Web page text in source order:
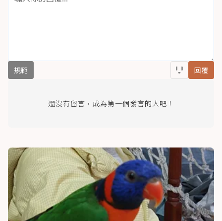
規範 回覆
還沒有留言，成為第一個發言的人吧！